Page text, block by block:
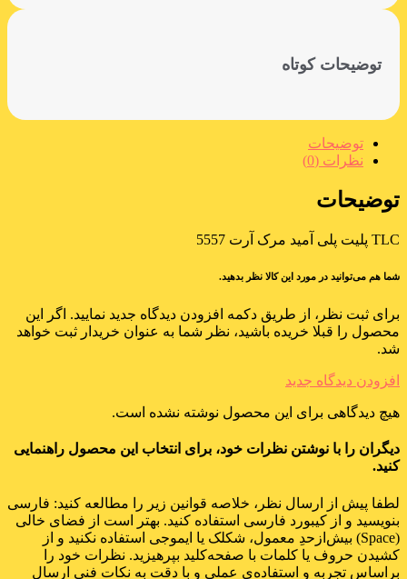
توضیحات کوتاه
توضیحات
نظرات (0)
توضیحات
TLC پلیت پلی آمید مرک آرت 5557
شما هم می‌توانید در مورد این کالا نظر بدهید.
برای ثبت نظر، از طریق دکمه افزودن دیدگاه جدید نمایید. اگر این
محصول را قبلا خریده باشید، نظر شما به عنوان خریدار ثبت خواهد
شد.
افزودن دیدگاه جدید
هیچ دیدگاهی برای این محصول نوشته نشده است.
دیگران را با نوشتن نظرات خود، برای انتخاب این محصول راهنمایی
کنید.
لطفا پیش از ارسال نظر، خلاصه قوانین زیر را مطالعه کنید: فارسی
بنویسید و از کیبورد فارسی استفاده کنید. بهتر است از فضای خالی
(Space) بیش‌از‌حدِ معمول، شکلک یا ایموجی استفاده نکنید و از
کشیدن حروف یا کلمات با صفحه‌کلید بپرهیزید. نظرات خود را
براساس تجربه و استفاده‌ی عملی و با دقت به نکات فنی ارسال